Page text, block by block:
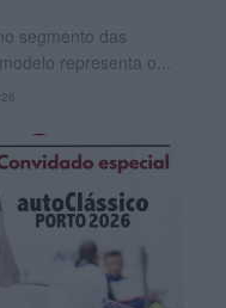
segmento das
representa o...